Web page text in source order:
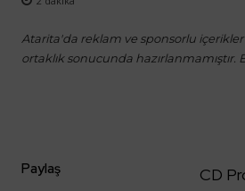
Atarita'da reklam ve sponsorlu
ortaklık sonucunda hazırlanmamıştır.
Paylaş
CD